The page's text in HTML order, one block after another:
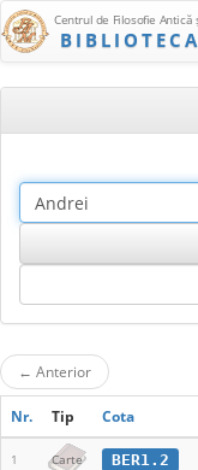
Centrul de Filosofie Antică
BIBLIOTECA
← Anterior
Nr. Tip Cota
1 Carte BER1.2